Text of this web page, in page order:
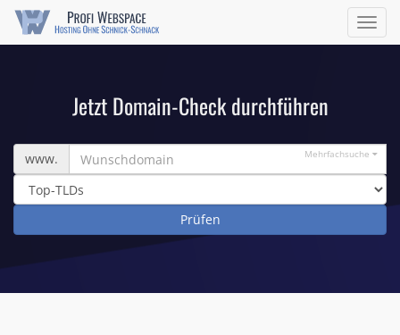
ein/
Jetzt Domain-Check durchführen
Wunschdomain
www. Mehrfachsuche